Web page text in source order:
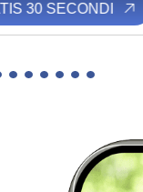
30 SECONDI